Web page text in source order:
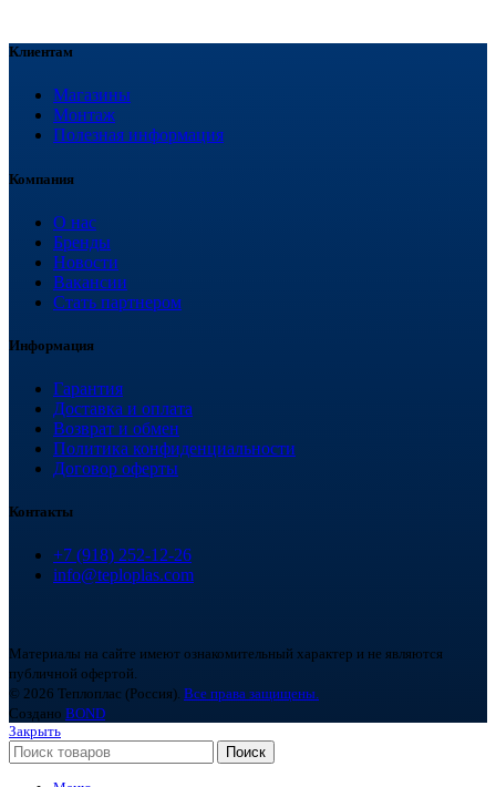
Клиентам
Магазины
Монтаж
Полезная информация
Компания
О нас
Бренды
Новости
Вакансии
Стать партнером
Информация
Гарантия
Доставка и оплата
Возврат и обмен
Политика конфиденциальности
Договор оферты
Контакты
+7 (918) 252-12-26
info@teploplas.com
Материалы на сайте имеют ознакомительный характер и не являются
публичной офертой.
© 2026 Теплоплас (Россия). Все права защищены.
Создано BOND
Закрыть
Поиск